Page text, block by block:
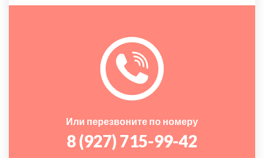
Или перезвоните по номеру
8 (927) 715-99-42